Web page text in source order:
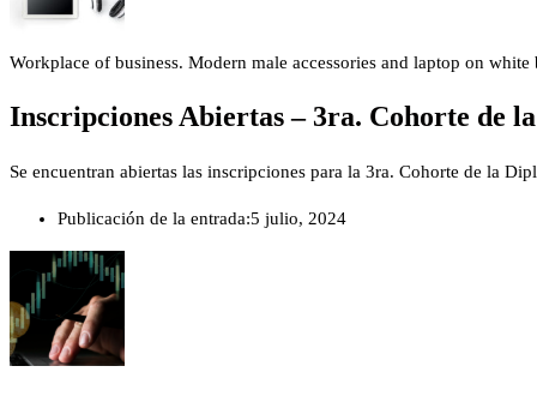
Workplace of business. Modern male accessories and laptop on white
Inscripciones Abiertas – 3ra. Cohorte de
Se encuentran abiertas las inscripciones para la 3ra. Cohorte de la
Publicación de la entrada:5 julio, 2024